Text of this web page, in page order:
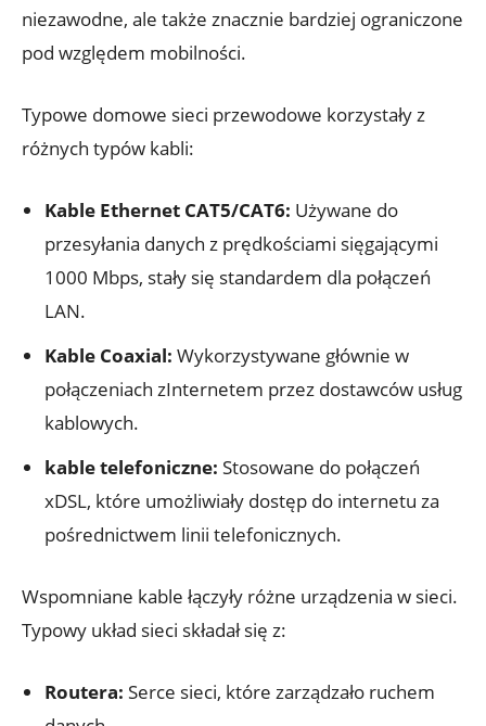
niezawodne, ale także znacznie bardziej ograniczone
pod względem mobilności.
Typowe domowe sieci przewodowe korzystały z
różnych typów kabli:
Kable Ethernet CAT5/CAT6: Używane do
przesyłania danych z prędkościami sięgającymi
1000 Mbps, stały się standardem dla połączeń
LAN.
Kable Coaxial: Wykorzystywane głównie w
połączeniach zInternetem przez dostawców usług
kablowych.
kable telefoniczne: Stosowane do połączeń
xDSL, które umożliwiały dostęp do internetu za
pośrednictwem linii telefonicznych.
Wspomniane kable łączyły różne urządzenia w sieci.
Typowy układ sieci składał się z:
Routera: Serce sieci, które zarządzało ruchem